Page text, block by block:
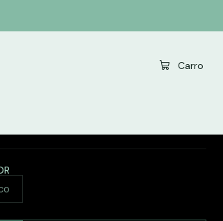
Carro
Cuadro